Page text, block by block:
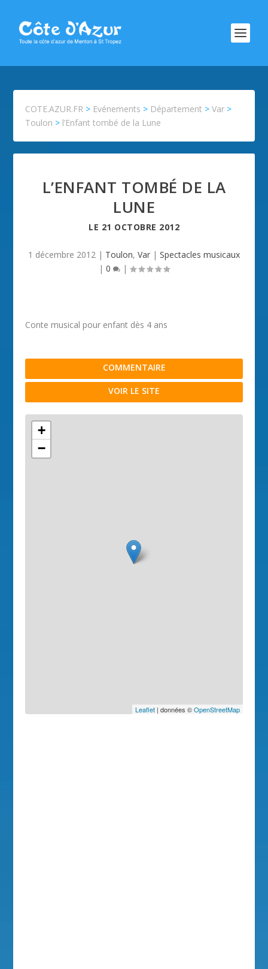
COTE.AZUR.FR > Evénements > Département >Var >
Toulon > l’Enfant tombé de la Lune
L’ENFANT TOMBÉ DE LA
LUNE
LE 21 OCTOBRE 2012
1 décembre 2012 | Toulon, Var | Spectacles musicaux
| 0 |
Conte musical pour enfant dès 4 ans
COMMENTAIRE
VOIR LE SITE
+
−
Leaflet| données ©OpenStreetMap